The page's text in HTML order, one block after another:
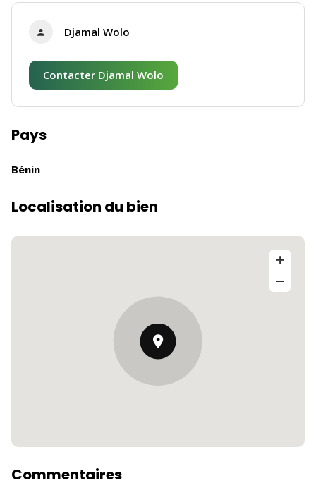
Djamal Wolo
Contacter Djamal Wolo
Pays
Bénin
Localisation du bien
Commentaires